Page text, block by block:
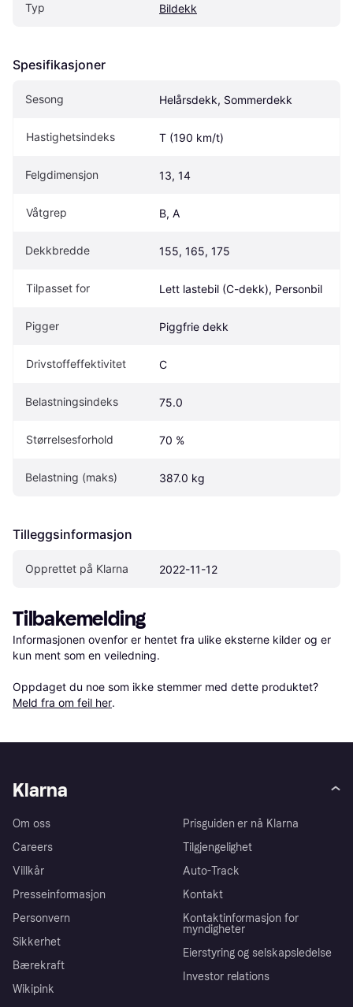
Typ Bildekk
Spesifikasjoner
Sesong Helårsdekk, Sommerdekk
Hastighetsindeks T (190 km/t)
Felgdimensjon 13, 14
Våtgrep B, A
Dekkbredde 155, 165, 175
Tilpasset for Lett lastebil (C-dekk), Personbil
Pigger Piggfrie dekk
Drivstoffeffektivitet C
Belastningsindeks 75.0
Størrelsesforhold 70 %
Belastning (maks) 387.0 kg
Tilleggsinformasjon
Opprettet på Klarna 2022-11-12
Tilbakemelding
Informasjonen ovenfor er hentet fra ulike eksterne kilder og er
kun ment som en veiledning.
Oppdaget du noe som ikke stemmer med dette produktet?
Meld fra om feil her.
Klarna
Om oss
Careers
Villkår
Presseinformasjon
Personvern
Sikkerhet
Bærekraft
Wikipink
Prisguiden er nå Klarna
Tilgjengelighet
Auto-Track
Kontakt
Kontaktinformasjon for
myndigheter
Eierstyring og selskapsledelse
Investor relations